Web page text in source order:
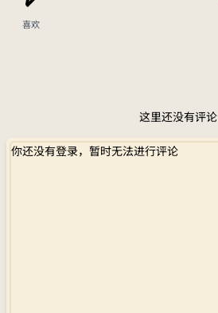
喜欢
这里还没有评论
你还没有登录，暂时无法进行评论